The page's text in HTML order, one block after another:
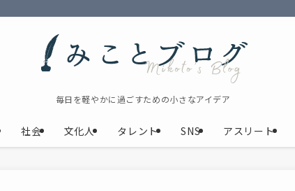
毎日を軽やかに過ごすための小さなアイデア
社会 文化人 タレント SNS アスリート